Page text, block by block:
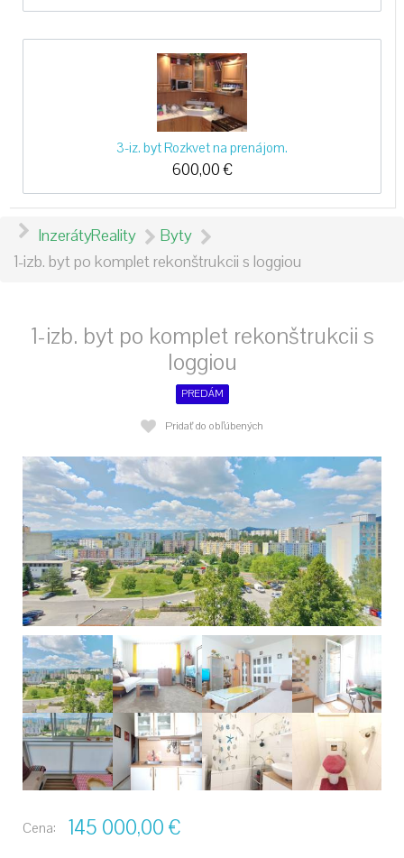
3-iz. byt Rozkvet na prenájom.
600,00€
InzerátyReality
Byty
1-izb. byt po komplet rekonštrukcii s loggiou
1-izb. byt po komplet rekonštrukcii s
loggiou
PREDÁM
Pridať do obľúbených
Cena: 145 000,00€